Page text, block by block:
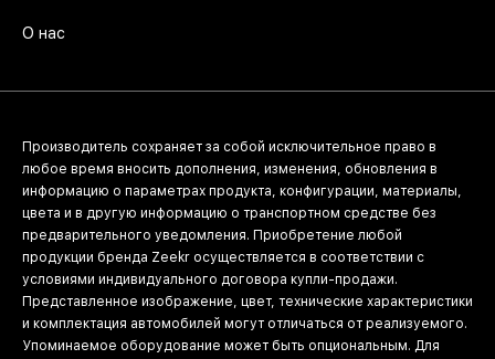
О нас
Производитель сохраняет за собой исключительное право в
любое время вносить дополнения, изменения, обновления в
информацию о параметрах продукта, конфигурации, материалы,
цвета и в другую информацию о транспортном средстве без
предварительного уведомления. Приобретение любой
продукции бренда Zeekr осуществляется в соответствии с
условиями индивидуального договора купли-продажи.
Представленное изображение, цвет, технические характеристики
и комплектация автомобилей могут отличаться от реализуемого.
Упоминаемое оборудование может быть опциональным. Для